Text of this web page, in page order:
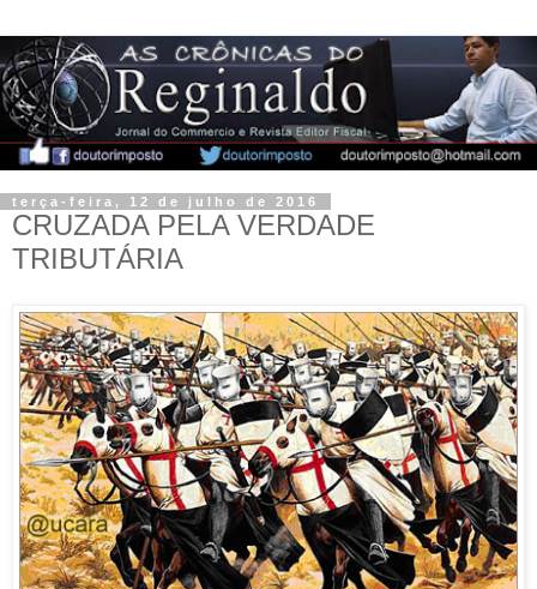
terça-feira, 12 de julho de 2016
CRUZADA PELA VERDADE
TRIBUTÁRIA